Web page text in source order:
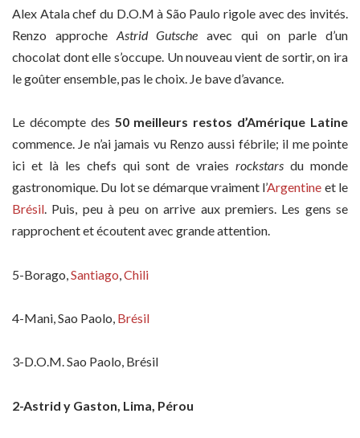
Alex Atala chef du D.O.M à São Paulo rigole avec des invités.
Renzo approche Astrid Gutsche avec qui on parle d’un
chocolat dont elle s’occupe. Un nouveau vient de sortir, on ira
le goûter ensemble, pas le choix. Je bave d’avance.
Le décompte des 50 meilleurs restos d’Amérique Latine
commence. Je n’ai jamais vu Renzo aussi fébrile; il me pointe
ici et là les chefs qui sont de vraiesrockstars du monde
gastronomique. Du lot se démarque vraiment l’Argentine et le
Brésil. Puis, peu à peu on arrive aux premiers. Les gens se
rapprochent et écoutent avec grande attention.
5-Borago, Santiago Chili
4-Mani, Sao Paolo, Brésil
3-D.O.M. Sao Paolo, Brésil
2-Astrid y Gaston, Lima, Pérou